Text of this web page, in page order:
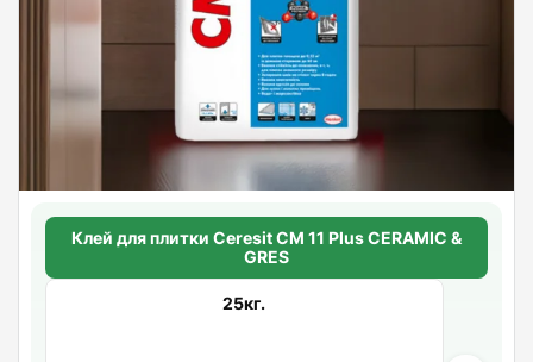
Клей для плитки Ceresit CM 11 Plus CERAMIC &
GRES
25кг.